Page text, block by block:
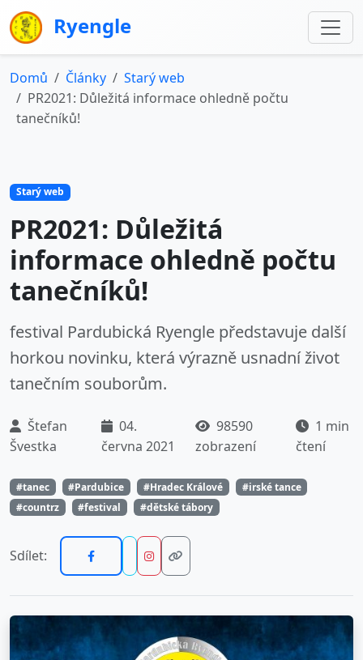
Ryengle
Domů Články
Starý web
PR2021: Důležitá informace ohledně počtu
tanečníků!
Starý web
PR2021: Důležitá
informace ohledně počtu
tanečníků!
festival Pardubická Ryengle představuje další
horkou novinku, která výrazně usnadní život
tanečním souborům.
Štefan
Švestka
04.
června 2021
98590
zobrazení
1 min
čtení
#tanec #Pardubice #Hradec Králové
#irské tance
#countrz
#festival #dětské tábory
Sdílet: